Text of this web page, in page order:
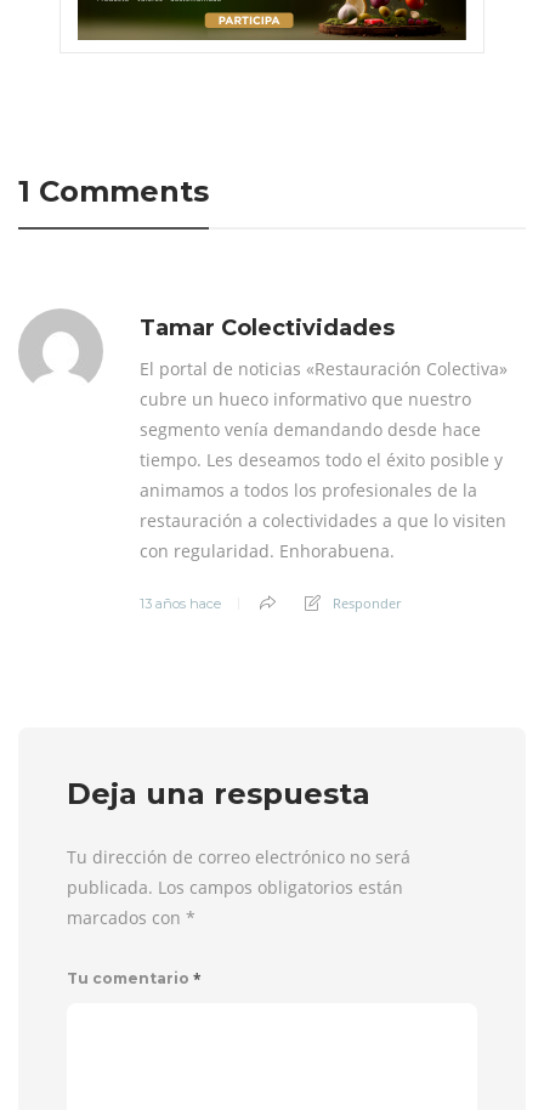
1 Comments
Tamar Colectividades
El portal de noticias «Restauración Colectiva»
cubre un hueco informativo que nuestro
segmento venía demandando desde hace
tiempo. Les deseamos todo el éxito posible y
animamos a todos los profesionales de la
restauración a colectividades a que lo visiten
con regularidad. Enhorabuena.
13 años hace Responder
Deja una respuesta
Tu dirección de correo electrónico no será
publicada. Los campos obligatorios están
marcados con *
Tu comentario *